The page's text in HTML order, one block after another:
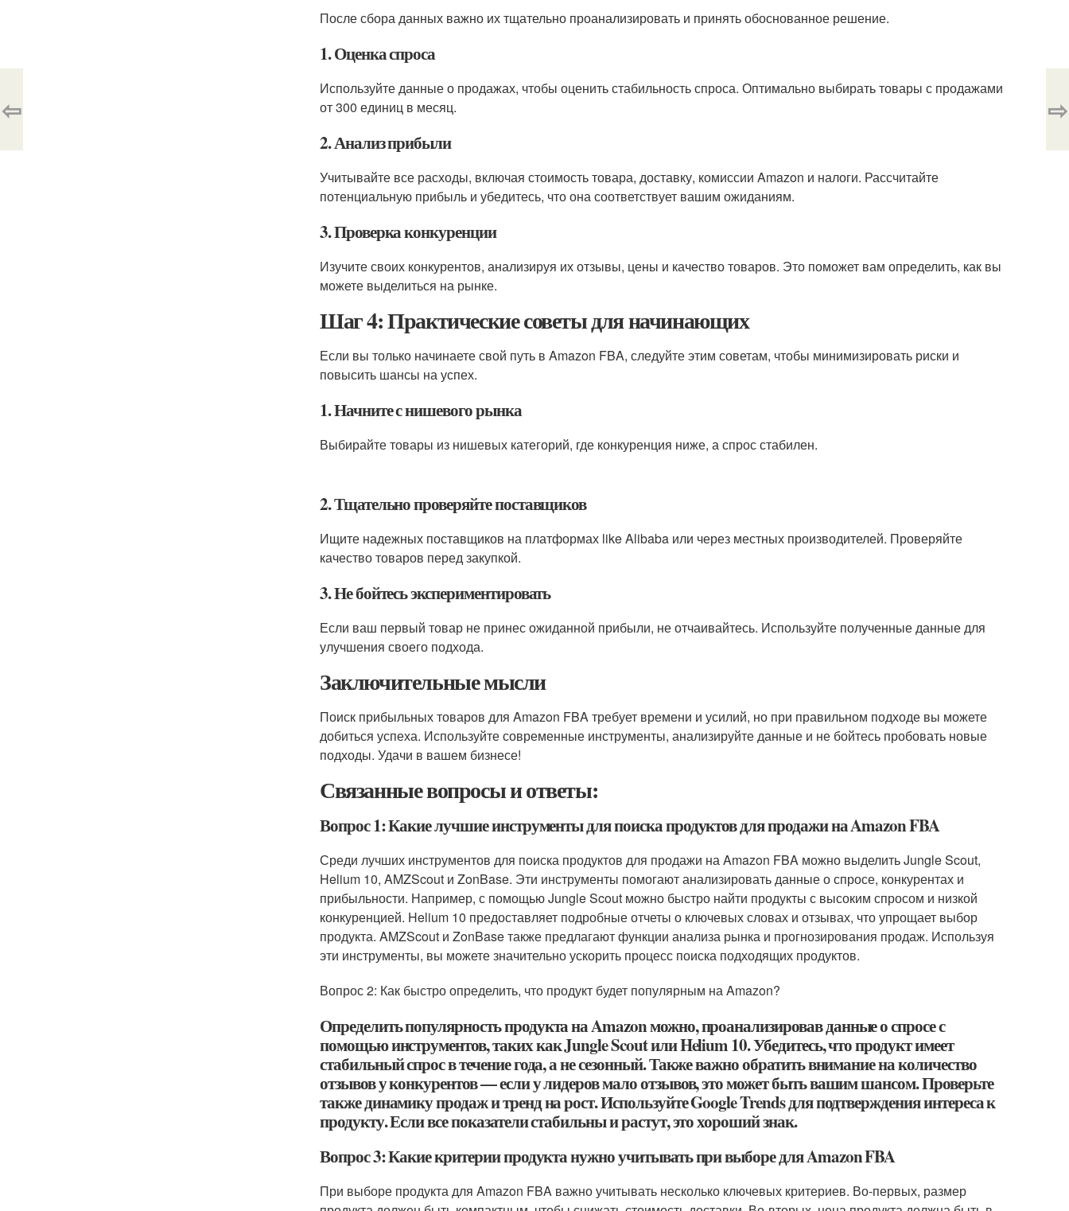
После сбора данных важно их тщательно проанализировать и принять обоснованное решение.
1. Оценка спроса
Используйте данные о продажах, чтобы оценить стабильность спроса. Оптимально выбирать товары с продажами
от 300 единиц в месяц.
2. Анализ прибыли
Учитывайте все расходы, включая стоимость товара, доставку, комиссии Amazon и налоги. Рассчитайте
потенциальную прибыль и убедитесь, что она соответствует вашим ожиданиям.
3. Проверка конкуренции
Изучите своих конкурентов, анализируя их отзывы, цены и качество товаров. Это поможет вам определить, как вы
можете выделиться на рынке.
Шаг 4: Практические советы для начинающих
Если вы только начинаете свой путь в Amazon FBA, следуйте этим советам, чтобы минимизировать риски и
повысить шансы на успех.
1. Начните с нишевого рынка
Выбирайте товары из нишевых категорий, где конкуренция ниже, а спрос стабилен.
2. Тщательно проверяйте поставщиков
Ищите надежных поставщиков на платформах like Alibaba или через местных производителей. Проверяйте
качество товаров перед закупкой.
3. Не бойтесь экспериментировать
Если ваш первый товар не принес ожиданной прибыли, не отчаивайтесь. Используйте полученные данные для
улучшения своего подхода.
Заключительные мысли
Поиск прибыльных товаров для Amazon FBA требует времени и усилий, но при правильном подходе вы можете
добиться успеха. Используйте современные инструменты, анализируйте данные и не бойтесь пробовать новые
подходы. Удачи в вашем бизнесе!
Связанные вопросы и ответы:
Вопрос 1: Какие лучшие инструменты для поиска продуктов для продажи на Amazon FBA
Среди лучших инструментов для поиска продуктов для продажи на Amazon FBA можно выделить Jungle Scout,
Helium 10, AMZScout и ZonBase. Эти инструменты помогают анализировать данные о спросе, конкурентах и
прибыльности. Например, с помощью Jungle Scout можно быстро найти продукты с высоким спросом и низкой
конкуренцией. Helium 10 предоставляет подробные отчеты о ключевых словах и отзывах, что упрощает выбор
продукта. AMZScout и ZonBase также предлагают функции анализа рынка и прогнозирования продаж. Используя
эти инструменты, вы можете значительно ускорить процесс поиска подходящих продуктов.
Вопрос 2: Как быстро определить, что продукт будет популярным на Amazon?
Определить популярность продукта на Amazon можно, проанализировав данные о спросе с
помощью инструментов, таких как Jungle Scout или Helium 10. Убедитесь, что продукт имеет
стабильный спрос в течение года, а не сезонный. Также важно обратить внимание на количество
отзывов у конкурентов — если у лидеров мало отзывов, это может быть вашим шансом. Проверьте
также динамику продаж и тренд на рост. Используйте Google Trends для подтверждения интереса к
продукту. Если все показатели стабильны и растут, это хороший знак.
Вопрос 3: Какие критерии продукта нужно учитывать при выборе для Amazon FBA
При выборе продукта для Amazon FBA важно учитывать несколько ключевых критериев. Во-первых, размер
⇦ ⇨